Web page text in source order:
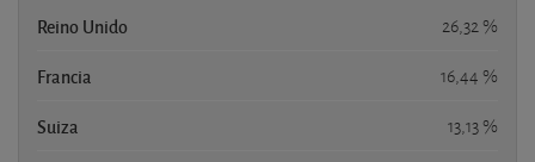
Reino Unido 26,32 %
Francia 16,44 %
Suiza 13,13 %